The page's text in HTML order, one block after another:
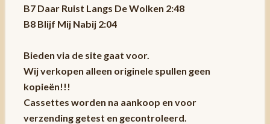
B7 Daar Ruist Langs De Wolken 2:48
B8 Blijf Mij Nabij 2:04
Bieden via de site gaat voor.
Wij verkopen alleen originele spullen geen
kopieën!!!
Cassettes worden na aankoop en voor
verzending getest en gecontroleerd.